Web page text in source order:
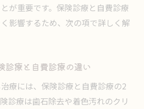
が重要です。保険診療と自費診療
影響するため、次の項で詳しく解
診療と自費診療の違い
療には、保険診療と自費診療の2
診療は歯石除去や着色汚れのクリ